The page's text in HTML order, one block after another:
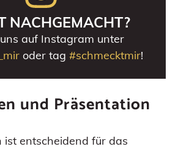
NACHGEMACHT?
auf Instagram unter
oder tag #schmecktmir!
und Präsentation
ist entscheidend für das